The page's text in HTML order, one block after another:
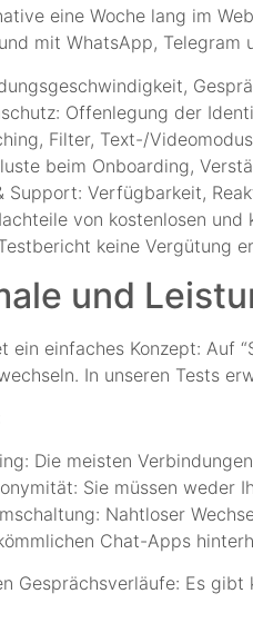
eine Woche lang im
mit WhatsApp, Telegram
Offenlegung der
Filter, Text-/
beim Onboarding,
Support: Verfügbarkeit,
von kostenlosen
keine Vergütung
und
ein einfaches Konzept: Auf
In unseren Tests
Die meisten
Sie müssen weder
Nahtloser
Chat-Apps
Gesprächsverläufe: Es